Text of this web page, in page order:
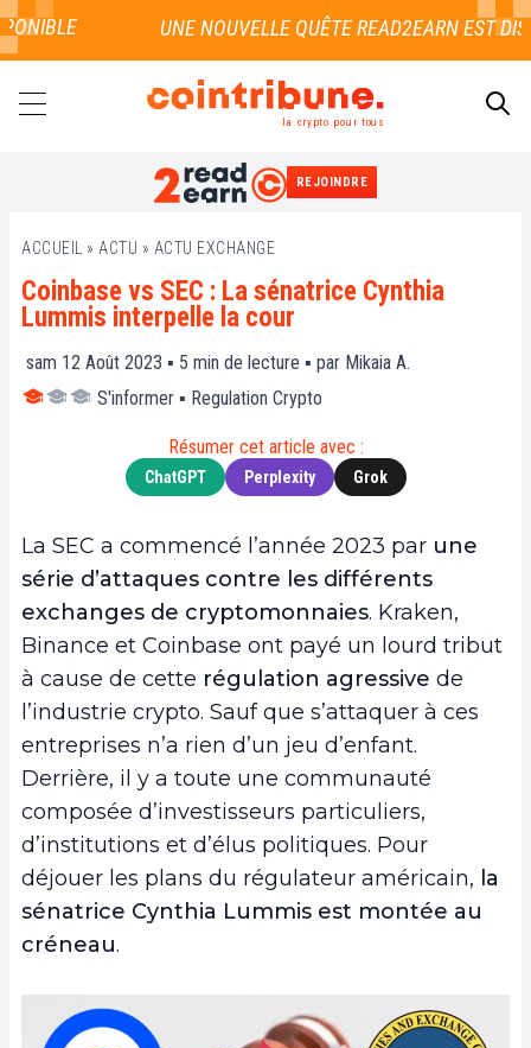
la crypto pour tous
REJOINDRE
ACCUEIL » ACTU » ACTU EXCHANGE
Coinbase vs SEC : La sénatrice Cynthia
Lummis interpelle la cour
sam 12 Août 2023 ▪ 5 min de lecture ▪ par Mikaia A.
S'informer ▪ Regulation Crypto
Résumer cet article avec :
ChatGPT Perplexity Grok
La SEC a commencé l’année 2023 par une
série d’attaques contre les différents
exchanges de cryptomonnaies. Kraken,
Binance et Coinbase ont payé un lourd tribut
à cause de cette régulation agressive de
l’industrie crypto. Sauf que s’attaquer à ces
entreprises n’a rien d’un jeu d’enfant.
Derrière, il y a toute une communauté
composée d’investisseurs particuliers,
d’institutions et d’élus politiques. Pour
déjouer les plans du régulateur américain, la
sénatrice Cynthia Lummis est montée au
créneau.